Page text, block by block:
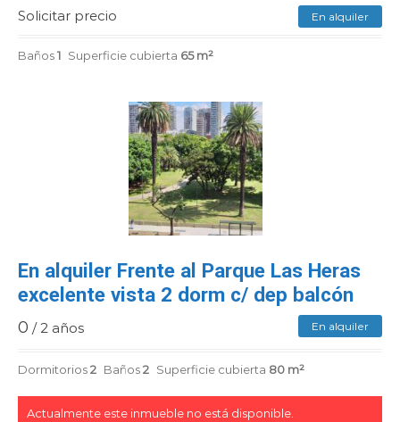
Solicitar precio En alquiler
Baños1 Superficie cubierta 65 m²
En alquiler Frente al Parque Las Heras
excelente vista 2 dorm c/ dep balcón
0 / 2 años En alquiler
Dormitorios2 Baños2 Superficie cubierta 80 m²
Actualmente este inmueble no está disponible.